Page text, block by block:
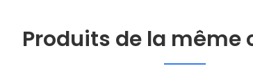
Produits de la même